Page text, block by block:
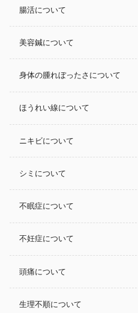
腸活について
美容鍼について
身体の腫れぼったさについて
ほうれい線について
ニキビについて
シミについて
不眠症について
不妊症について
頭痛について
生理不順について